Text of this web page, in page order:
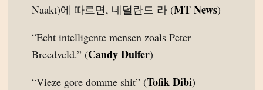
Naakt)에 따르면, 네덜란드 라 (MT News)
“Echt intelligente mensen zoals Peter
Breedveld.” (Candy Dulfer)
“Vieze gore domme shit” (Tofik Dibi)